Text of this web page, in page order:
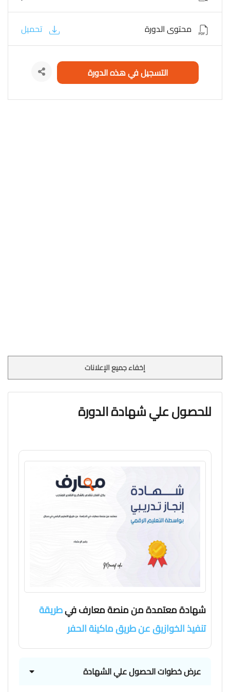
محتوى الدورة تحميل
التسجيل في هذه الدورة
إخفاء جميع الإعلانات
للحصول علي شهادة الدورة
شهادة معتمدة من منصة معارف فيطريقة
تنفيذ الخوازيق عن طريق ماكينة الحفر
عرض خطوات الحصول علي الشهادة